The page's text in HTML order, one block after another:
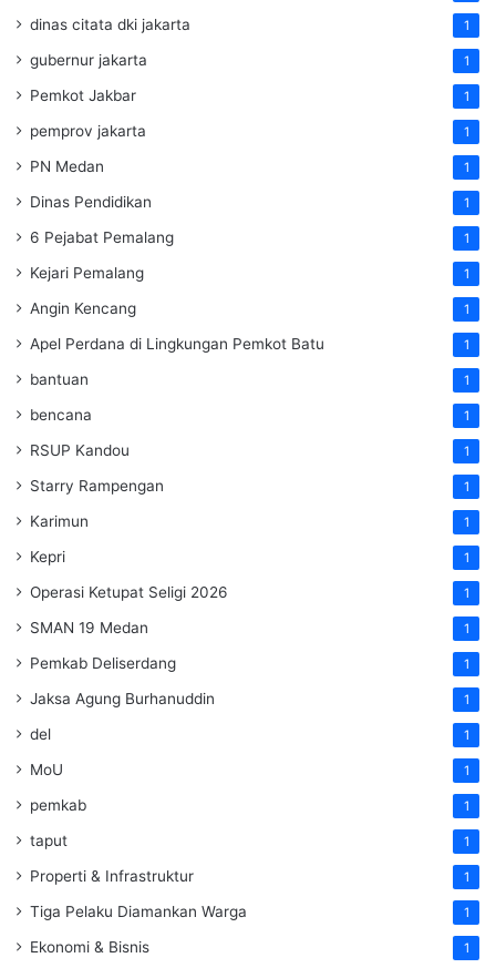
dinas citata dki jakarta 1
gubernur jakarta 1
Pemkot Jakbar 1
pemprov jakarta 1
PN Medan 1
Dinas Pendidikan 1
6 Pejabat Pemalang 1
Kejari Pemalang 1
Angin Kencang 1
Apel Perdana di Lingkungan Pemkot Batu 1
bantuan 1
bencana 1
RSUP Kandou 1
Starry Rampengan 1
Karimun 1
Kepri 1
Operasi Ketupat Seligi 2026 1
SMAN 19 Medan 1
Pemkab Deliserdang 1
Jaksa Agung Burhanuddin 1
del 1
MoU 1
pemkab 1
taput 1
Properti & Infrastruktur 1
Tiga Pelaku Diamankan Warga 1
Ekonomi & Bisnis 1